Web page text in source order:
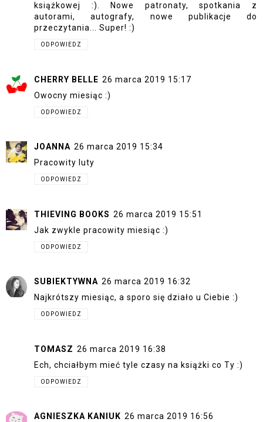
książkowej :). Nowe patronaty, spotkania z
autorami, autografy, nowe publikacje do
przeczytania... Super! :)
ODPOWIEDZ
CHERRY BELLE 26 marca 2019 15:17
Owocny miesiąc :)
ODPOWIEDZ
JOANNA 26 marca 2019 15:34
Pracowity luty
ODPOWIEDZ
THIEVING BOOKS 26 marca 2019 15:51
Jak zwykle pracowity miesiąc :)
ODPOWIEDZ
SUBIEKTYWNA 26 marca 2019 16:32
Najkrótszy miesiąc, a sporo się działo u Ciebie :)
ODPOWIEDZ
TOMASZ 26 marca 2019 16:38
Ech, chciałbym mieć tyle czasy na książki co Ty :)
ODPOWIEDZ
AGNIESZKA KANIUK 26 marca 2019 16:56